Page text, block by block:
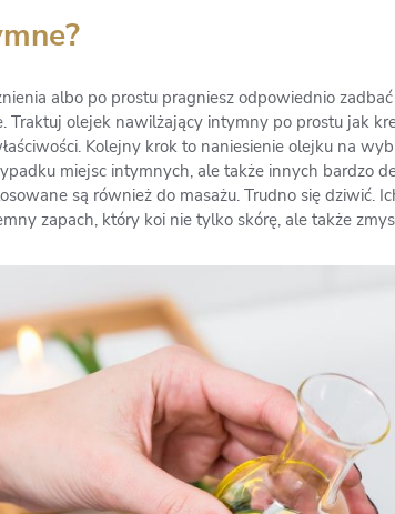
albo po prostu pragniesz odpowiednio
olejek nawilżający intymny po prostu jak
Kolejny krok to naniesienie olejku na
miejsc intymnych, ale także innych bardzo
są również do masażu. Trudno się dziwić.
zapach, który koi nie tylko skórę, ale także